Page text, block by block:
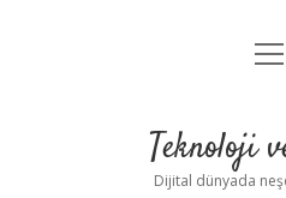
Yasal
Teknoloji
Dijital dünyada